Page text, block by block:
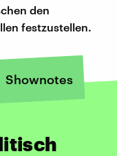
den
festzustellen.
Shownotes